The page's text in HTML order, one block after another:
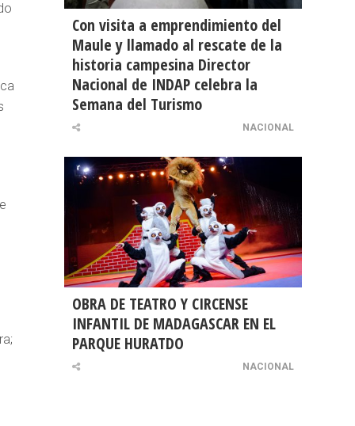
Con visita a emprendimiento del
Maule y llamado al rescate de la
historia campesina Director
Nacional de INDAP celebra la
Semana del Turismo
NACIONAL
OBRA DE TEATRO Y CIRCENSE
INFANTIL DE MADAGASCAR EN EL
PARQUE HURATDO
NACIONAL